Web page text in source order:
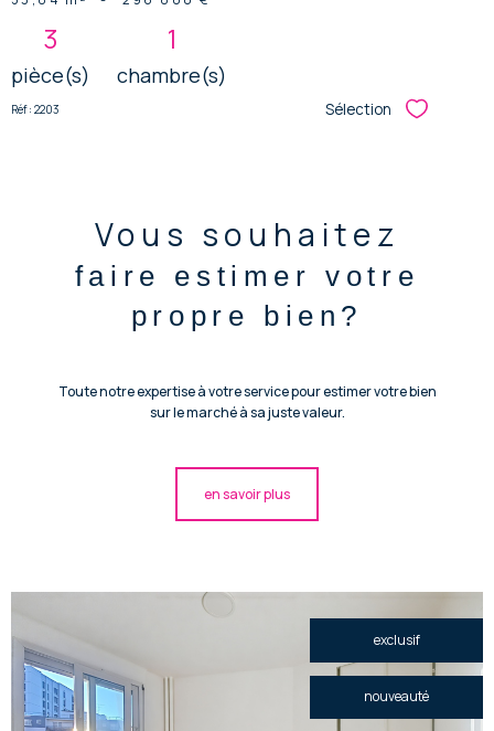
3
pièce(s)
1
chambre(s)
Réf : 2203 Sélection Sélectionner
Vous souhaitez
faire estimer votre
propre bien?
Toute notre expertise à votre service pour estimer votre bien
sur le marché à sa juste valeur.
en savoir plus
exclusif
nouveauté